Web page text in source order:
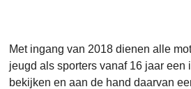
Met ingang van 2018 dienen alle
jeugd als sporters vanaf 16 jaar een
bekijken en aan de hand daarvan